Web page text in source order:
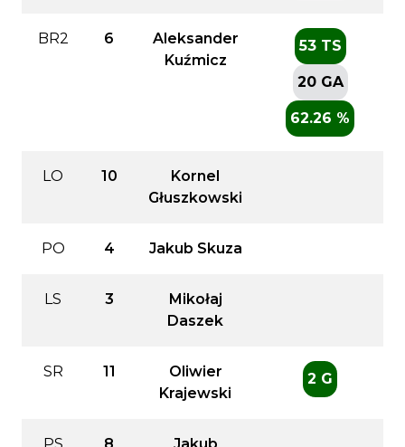
BR2 6
Aleksander
Kuźmicz
53 TS
20 GA
62.26 %
LO 10
Kornel
Głuszkowski
PO 4 Jakub Skuza
LS 3
Mikołaj
Daszek
SR 11
Oliwier
Krajewski
2 G
PS 8
Jakub